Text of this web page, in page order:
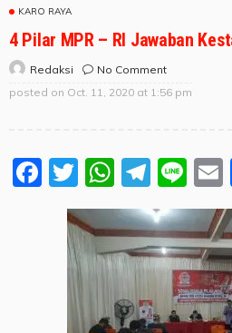
KARO RAYA
4 Pilar MPR – RI Jawaban
Redaksi
No Comment
posted on Oct. 11, 2020 at 1:56 pm
Facebook
Twitter